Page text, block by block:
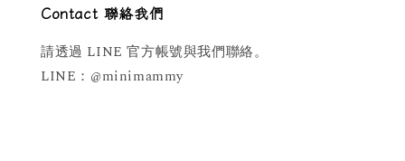
Contact 聯絡我們
請透過 LINE 官方帳號與我們聯絡。
LINE：@minimammy